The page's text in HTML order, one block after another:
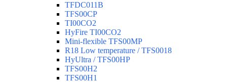
TFDC011B
TFS00CP
TI00CO2
HyFire TI00CO2
Mini-flexible TFS00MP
R18 Low temperature / TFS0018
HyUltra / TFS00HP
TFS00H2
TFS00H1